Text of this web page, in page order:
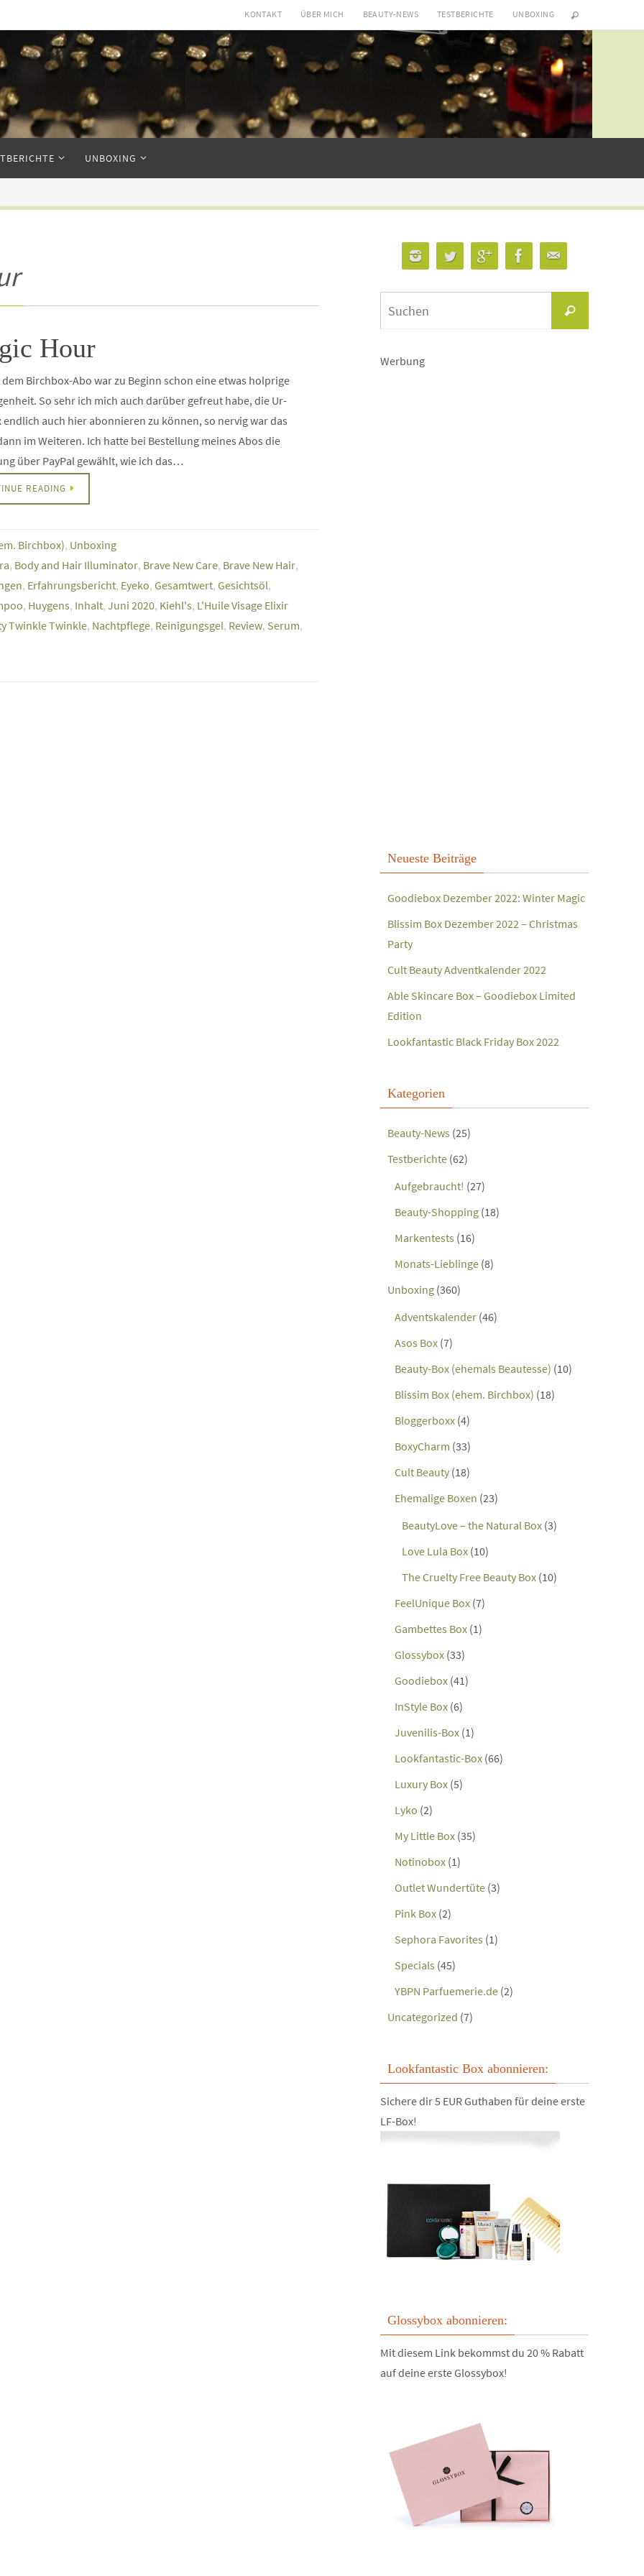
KONTAKT ÜBER MICH BEAUTY-NEWS TESTBERICHTE UNBOXING
UNBOXING
Hour
dem Birchbox-Abo war zu Beginn schon eine etwas holprige
So sehr ich mich auch darüber gefreut habe, die Ur-
endlich auch hier abonnieren zu können, so nervig war das
im Weiteren. Ich hatte bei Bestellung meines Abos die
über PayPal gewählt, wie ich das…
READING
Birchbox), Unboxing
, Body and Hair Illuminator, Brave New Care, Brave New Hair,
, Erfahrungsbericht, Eyeko, Gesamtwert, Gesichtsöl,
, Huygens, Inhalt, Juni 2020, Kiehl's, L'Huile Visage Elixir
Twinkle Twinkle, Nachtpflege, Reinigungsgel, Review, Serum,
Suchen
Werbung
Neueste Beiträge
Goodiebox Dezember 2022: Winter Magic
Blissim Box Dezember 2022 – Christmas
Party
Cult Beauty Adventkalender 2022
Able Skincare Box – Goodiebox Limited
Edition
Lookfantastic Black Friday Box 2022
Kategorien
Beauty-News (25)
Testberichte (62)
Aufgebraucht! (27)
Beauty-Shopping (18)
Markentests (16)
Monats-Lieblinge (8)
Unboxing (360)
Adventskalender (46)
Asos Box (7)
Beauty-Box (ehemals Beautesse) (10)
Blissim Box (ehem. Birchbox) (18)
Bloggerboxx (4)
BoxyCharm (33)
Cult Beauty (18)
Ehemalige Boxen (23)
BeautyLove – the Natural Box (3)
Love Lula Box (10)
The Cruelty Free Beauty Box (10)
FeelUnique Box (7)
Gambettes Box (1)
Glossybox (33)
Goodiebox (41)
InStyle Box (6)
Juvenilis-Box (1)
Lookfantastic-Box (66)
Luxury Box (5)
Lyko (2)
My Little Box (35)
Notinobox (1)
Outlet Wundertüte (3)
Pink Box (2)
Sephora Favorites (1)
Specials (45)
YBPN Parfuemerie.de (2)
Uncategorized (7)
Lookfantastic Box abonnieren:
Sichere dir 5 EUR Guthaben für deine erste
LF-Box!
Glossybox abonnieren:
Mit diesem Link bekommst du 20 % Rabatt
auf deine erste Glossybox!